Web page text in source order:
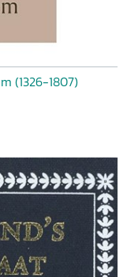
(1326-1807)